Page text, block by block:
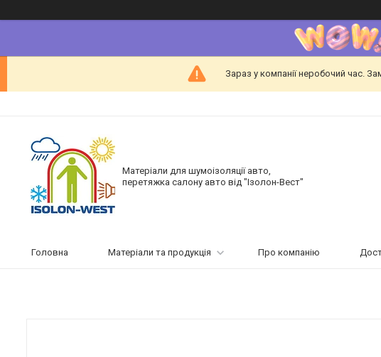
Зараз у компанії неробочий час.
Матеріали для шумоізоляції авто,
перетяжка салону авто від "Ізолон-Вест"
Головна Матеріали та продукція Про компанію